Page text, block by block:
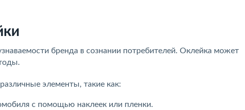
бренда в сознании потребителей. Оклейка может
элементы, такие как:
с помощью наклеек или пленки.